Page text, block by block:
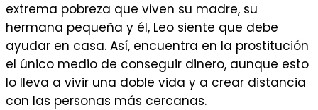
extrema pobreza que viven su madre, su
hermana pequeña y él, Leo siente que debe
ayudar en casa. Así, encuentra en la prostitución
el único medio de conseguir dinero, aunque esto
lo lleva a vivir una doble vida y a crear distancia
con las personas más cercanas.